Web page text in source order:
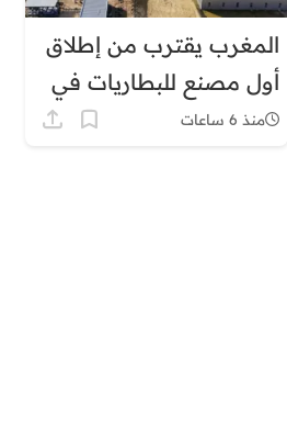
المغرب يقترب من إطلاق
أول مصنع للبطاريات في
إفريقيا
منذ 6 ساعات